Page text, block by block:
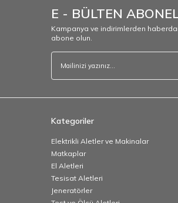
E - BÜLTEN
Kampanya ve indirimlerden
abone olun.
Kategoriler
Elektrikli Aletler ve Makinalar
Matkaplar
El Aletleri
Tesisat Aletleri
Jeneratörler